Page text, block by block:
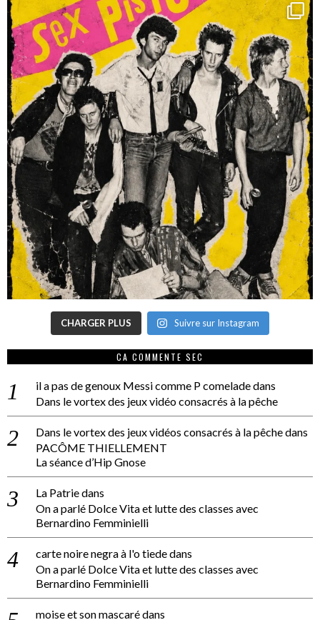
CHARGER PLUS Suivre sur Instagram
CA COMMENTE SEC
il a pas de genoux Messi comme P comeladedans
Dans le vortex des jeux vidéo consacrés à la pêche
Dans le vortex des jeux vidéos consacrés à la pêchedans
PACÔME THIELLEMENT
La séance d’Hip Gnose
La Patriedans
On a parlé Dolce Vita et lutte des classes avec
Bernardino Femminielli
carte noire negra à l'o tiededans
On a parlé Dolce Vita et lutte des classes avec
Bernardino Femminielli
moise et son mascarédans